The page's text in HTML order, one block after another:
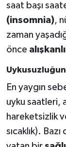
saat başı
(insomnia),
zaman
önce
En yaygın
uyku saatleri,
hareketsizlik
sıcaklık).